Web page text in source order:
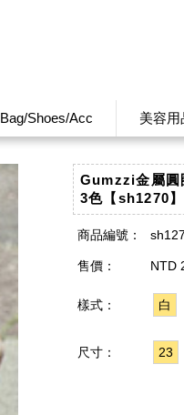
Bag/Shoes/Acc 美容用
Gumzzi金屬圓
3色【sh1270】
商品編號：
售價： NTD
樣式： 白
尺寸： 23